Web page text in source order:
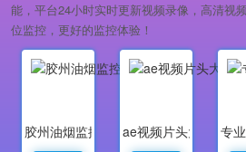
能，平台24小时实时更新视频录像，高清视
位监控，更好的监控体验！
胶州油烟监控
ae视频片头大师
专